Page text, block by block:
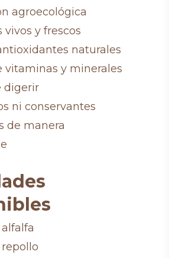
agroecológica
vivos y frescos
naturales
vitaminas y minerales
digerir
ni conservantes
de manera
alfalfa
repollo